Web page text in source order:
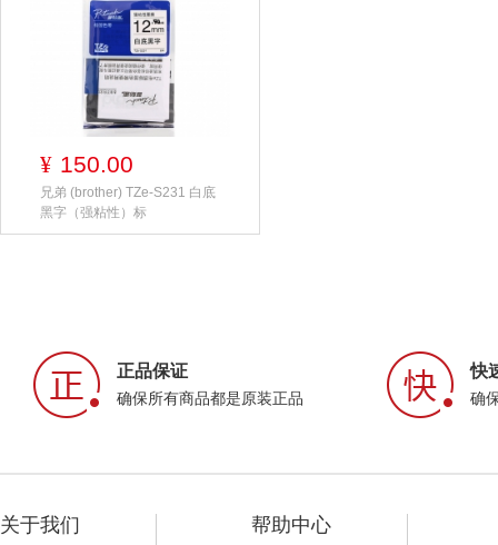
¥ 150.00
兄弟 (brother) TZe-S231 白底
黑字（强粘性）标
正品保证
确保所有商品都是原装正品
快
确
关于我们 帮助中心